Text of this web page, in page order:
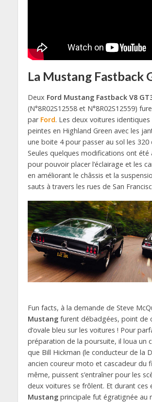
La Mustang Fastback
Deux Ford Mustang Fastback V8
(N°8R02S12558 et N°8R02S12559)
par Ford. Les deux voitures
peintes en Highland Green avec les
une boite 4 pour passer au sol les 320
Seules quelques modifications ont été
pour pouvoir placer l’éclairage et les
en améliorant le châssis et la
sauts à travers les rues de San
Fun facts, à la demande de Steve
Mustangfurent débadgées, point de
d’ovale bleu sur les voitures ! Pour
préparation de la poursuite, il loua un
que Bill Hickman (le conducteur de la
ancien coureur moto et cascadeur du
même, puissent s’entraîner pour les
deux voitures se frôlent. Et durant ces
Mustangprincipale fut égratignée au